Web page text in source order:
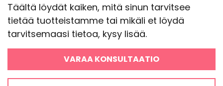
Täältä löydät kaiken, mitä sinun tarvitsee
tietää tuotteistamme tai mikäli et löydä
tarvitsemaasi tietoa, kysy lisää.
VARAA KONSULTAATIO